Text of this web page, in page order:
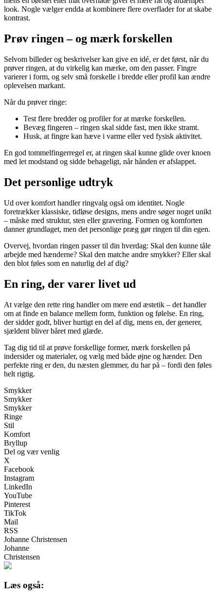
look. Nogle vælger endda at kombinere flere overflader for at skabe
kontrast.
Prøv ringen – og mærk forskellen
Selvom billeder og beskrivelser kan give en idé, er det først, når du
prøver ringen, at du virkelig kan mærke, om den passer. Fingre
varierer i form, og selv små forskelle i bredde eller profil kan ændre
oplevelsen markant.
Når du prøver ringe:
Test flere bredder og profiler for at mærke forskellen.
Bevæg fingeren – ringen skal sidde fast, men ikke stramt.
Husk, at fingre kan hæve i varme eller ved fysisk aktivitet.
En god tommelfingerregel er, at ringen skal kunne glide over knoen
med let modstand og sidde behageligt, når hånden er afslappet.
Det personlige udtryk
Ud over komfort handler ringvalg også om identitet. Nogle
foretrækker klassiske, tidløse designs, mens andre søger noget unikt
– måske med struktur, sten eller gravering. Formen og komforten
danner grundlaget, men det personlige præg gør ringen til din egen.
Overvej, hvordan ringen passer til din hverdag: Skal den kunne tåle
arbejde med hænderne? Skal den matche andre smykker? Eller skal
den blot føles som en naturlig del af dig?
En ring, der varer livet ud
At vælge den rette ring handler om mere end æstetik – det handler
om at finde en balance mellem form, funktion og følelse. En ring,
der sidder godt, bliver hurtigt en del af dig, mens en, der generer,
sjældent bliver båret med glæde.
Tag dig tid til at prøve forskellige former, mærk forskellen på
indersider og materialer, og vælg med både øjne og hænder. Den
perfekte ring er den, du næsten glemmer, du har på – fordi den føles
helt rigtig.
Smykker
Smykker
Smykker
Ringe
Stil
Komfort
Bryllup
Del og vær venlig
X
Facebook
Instagram
LinkedIn
YouTube
Pinterest
TikTok
Mail
RSS
Johanne Christensen
Johanne
Christensen
Læs også: